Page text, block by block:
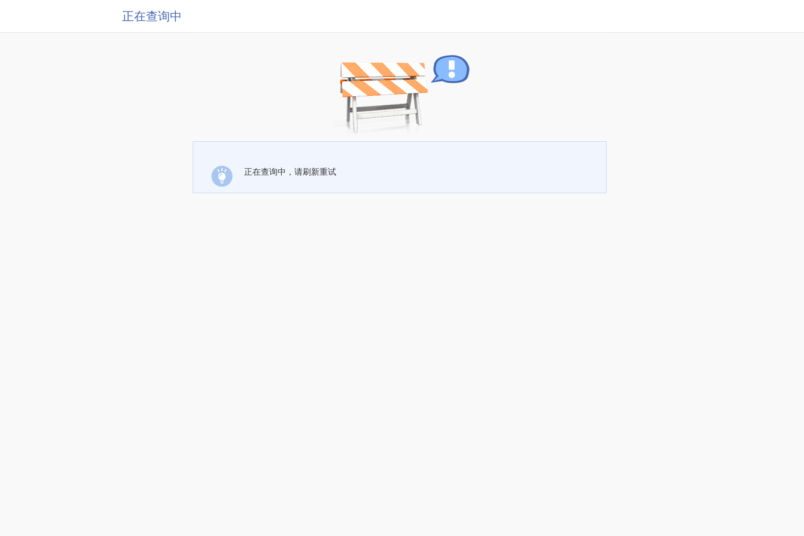
正在查询中
正在查询中，请刷新重试